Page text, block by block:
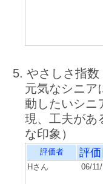
5. やさしさ指数
元気なシニア
動したいシニ
現、工夫があ
な印象）
評価者 評
Hさん 06/